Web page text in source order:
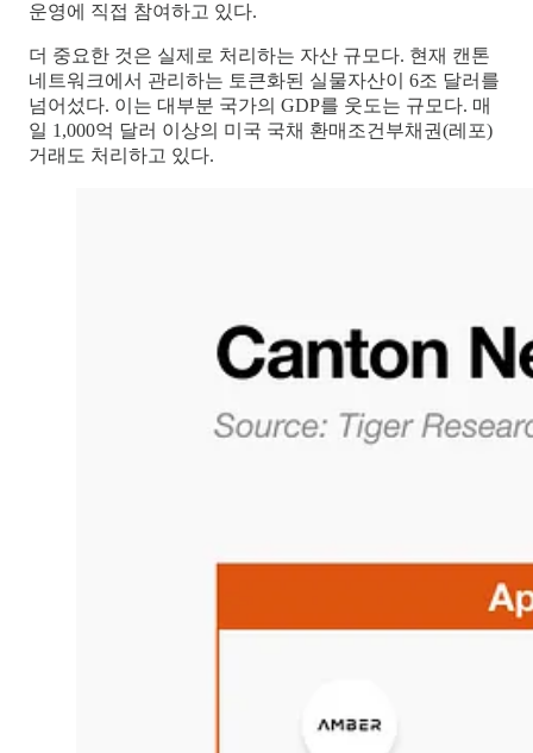
운영에 직접 참여하고 있다.
더 중요한 것은 실제로 처리하는 자산 규모다. 현재 캔톤
네트워크에서 관리하는 토큰화된 실물자산이 6조 달러를
넘어섰다. 이는 대부분 국가의 GDP를 웃도는 규모다. 매
일 1,000억 달러 이상의 미국 국채 환매조건부채권(레포)
거래도 처리하고 있다.